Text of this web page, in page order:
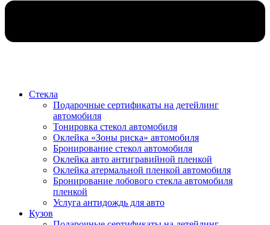
Стекла
Подарочные сертификаты на детейлинг
автомобиля
Тонировка стекол автомобиля
Оклейка «Зоны риска» автомобиля
Бронирование стекол автомобиля
Оклейка авто антигравийной пленкой
Оклейка атермальной пленкой автомобиля
Бронирование лобового стекла автомобиля
пленкой
Услуга антидождь для авто
Кузов